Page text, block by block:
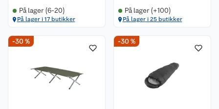
På lager (6-20)
På lager i 17 butikker
På lager (+100)
På lager i 25 butikker
-30 % -30 %